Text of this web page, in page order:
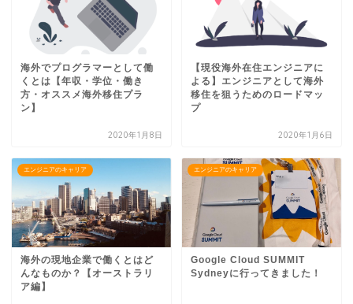
海外でプログラマーとして働
くとは【年収・学位・働き
方・オススメ海外移住プラ
ン】
2020年1月8日
【現役海外在住エンジニアに
よる】エンジニアとして海外
移住を狙うためのロードマッ
プ
2020年1月6日
エンジニアのキャリア
海外の現地企業で働くとはど
んなものか？【オーストラリ
ア編】
エンジニアのキャリア
Google Cloud SUMMIT
Sydneyに行ってきました！